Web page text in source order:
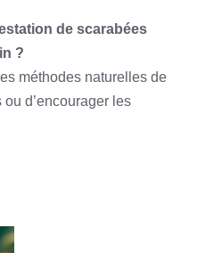
de scarabées
?
méthodes naturelles de
d’encourager les